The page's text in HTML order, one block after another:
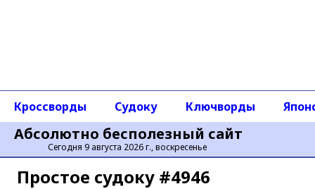
Абсолютно бесполезный сайт
Сегодня 9 августа 2026 г., воскресенье
Кроссворды Судоку Ключворды
Простое cудоку #4946